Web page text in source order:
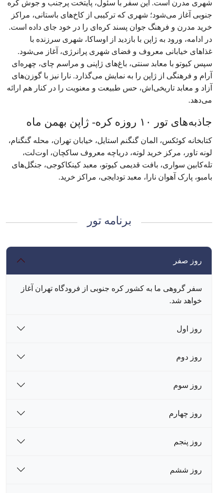
شهری مدرن است. این سفر با سئول، پایتخت پرجنب‌ و جوش کره
جنوبی آغاز می‌شود؛ شهری که ترکیبی از کاخ‌های باستانی، مراکز
خرید مدرن و فرهنگ جوان‌ پسند کره‌ای را در خود جای داده است.
در ادامه، ورود به ژاپن با بازدید از اوساکا، شهری سرزنده با
غذاهای خیابانی معروف و فضای شهری پرانرژی، آغاز می‌شود.
سپس کیوتو با معابد سنتی، باغ‌های ژاپنی و مراسم چای، چهره‌ای
آرام و فرهنگی از ژاپن را به نمایش می‌گذارد. نارا نیز با گوزن‌های
آزاد و معابد تاریخی‌اش، حس طبیعت و معنویت را در کنار هم ارائه
می‌دهد.
جاذبه‌های تور ۱۰ روزه کره- ژاپن بهمن ماه
کتابخانه کوئکس، المان گنگنم استایل، خیابان تهران، محله گنگنام،
لونه تاور، مرکز خرید لوته، دریاچه معروف ساکچان، اوت‌لت،
تله‌کابین سواری، بافت قدیمی کیوتو، معبد کینکاکوجی، جنگل‌های
بامبو، پارک آهوان نارا، معبد تودایجی، مراکز خرید.
برنامه تور
روز صفر
سفر گروهی ما به کشور کره جنوبی از فرودگاه تهران آغاز
خواهد شد.
روز اول
روز دوم
روز سوم
روز چهارم
روز پنجم
روز ششم